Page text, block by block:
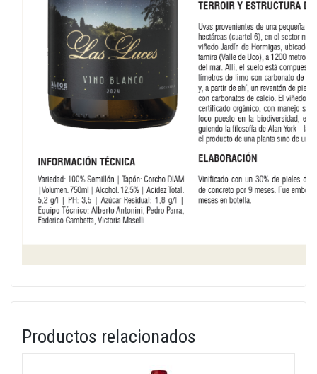
Productos relacionados